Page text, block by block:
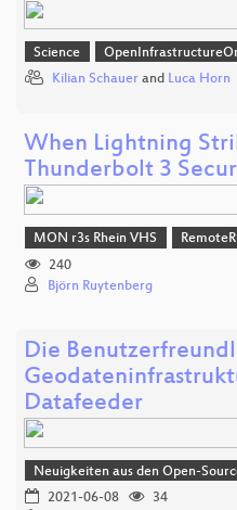
Science
Kilian Schauer and Luca Horn
When Lightning
Thunderbolt 3
MON r3s Rhein VHS
240
Björn Ruytenberg
Die
Datafeeder
Neuigkeiten aus den Open-
2021-06-08
34